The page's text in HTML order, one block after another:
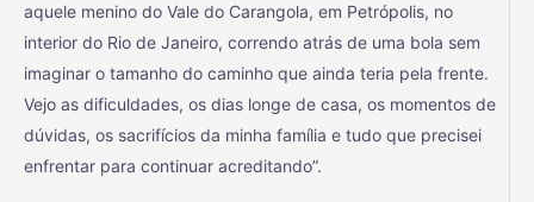
aquele menino do Vale do Carangola, em Petrópolis, no
interior do Rio de Janeiro, correndo atrás de uma bola sem
imaginar o tamanho do caminho que ainda teria pela frente.
Vejo as dificuldades, os dias longe de casa, os momentos de
dúvidas, os sacrifícios da minha família e tudo que precisei
enfrentar para continuar acreditando”.